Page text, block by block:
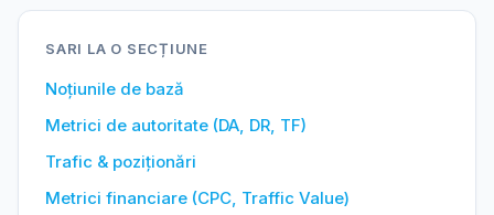
SARI LA O SECȚIUNE
Noțiunile de bază
Metrici de autoritate (DA, DR, TF)
Trafic & poziționări
Metrici financiare (CPC, Traffic Value)